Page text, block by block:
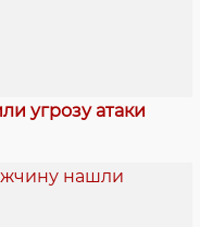
угрозу атаки